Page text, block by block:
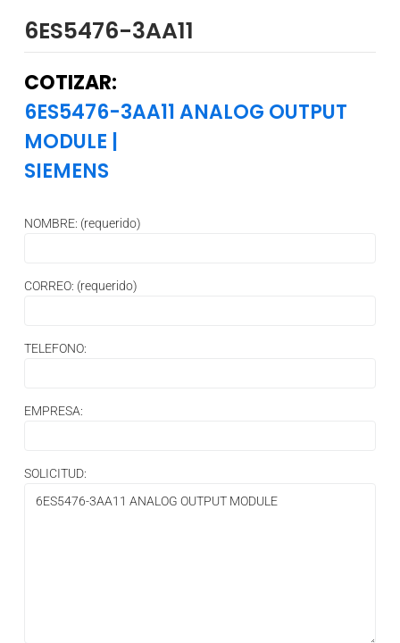
6ES5476-3AA11
COTIZAR:
6ES5476-3AA11 ANALOG OUTPUT
MODULE |
SIEMENS
NOMBRE: (requerido)
CORREO: (requerido)
TELEFONO:
EMPRESA:
SOLICITUD: